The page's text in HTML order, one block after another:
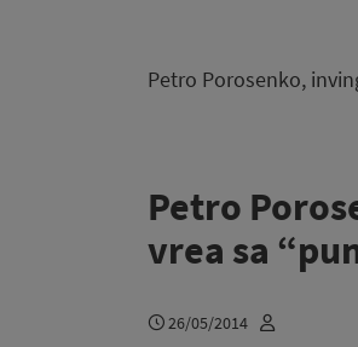
Petro Porosenko,
Petro
vrea sa
26/05/2014